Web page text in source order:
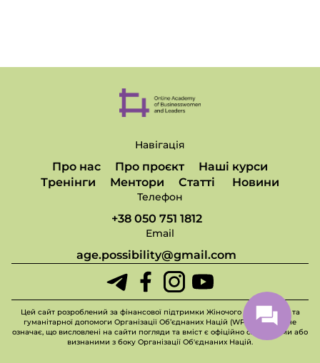
Навігація
Про нас Про проєкт
Наші курси
Тренінги
Ментори Статті Новини
Телефон
+38 050 751 1812
Email
age.possibility@gmail.com
Цей сайт розроблений за фінансової підтримки Жіночого фонду миру та
гуманітарної допомоги Організації Об’єднаних Націй (WPHF), але це не
означає, що висловлені на сайти погляди та вміст є офіційно схваленими або
визнаними з боку Організації Об'єднаних Націй.